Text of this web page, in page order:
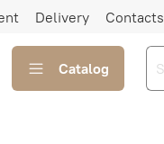
Delivery Contacts
Catalog